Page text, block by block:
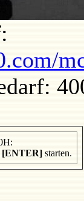
[ENTER] starten.